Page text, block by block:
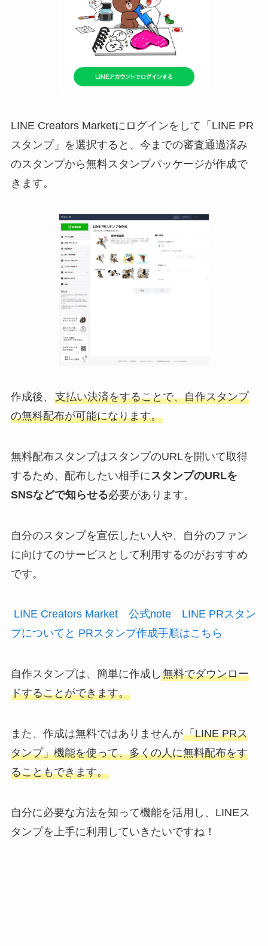
LINE Creators Marketにログインをして「LINE PR
スタンプ」を選択すると、今までの審査通過済み
のスタンプから無料スタンプパッケージが作成で
きます。
作成後、 支払い決済をすることで、自作スタンプ
の無料配布が可能になります。
無料配布スタンプはスタンプのURLを開いて取得
するため、配布したい相手に スタンプのURLを
SNSなどで知らせる必要があります。
自分のスタンプを宣伝したい人や、自分のファン
に向けてのサービスとして利用するのがおすすめ
です。
LINE Creators Market 公式note LINE PRスタン
プについてと PRスタンプ作成手順はこちら
自作スタンプは、簡単に作成し 無料でダウンロー
ドすることができます。
また、作成は無料ではありませんが「LINE PRス
タンプ」機能を使って、多くの人に無料配布をす
ることもできます。
自分に必要な方法を知って機能を活用し、LINEス
タンプを上手に利用していきたいですね！